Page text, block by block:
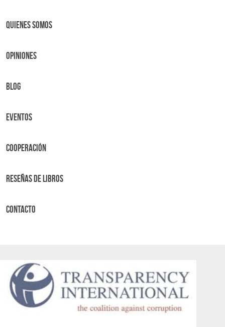
Quienes Somos
OPINIONES
BLOG
Eventos
Cooperación
Reseñas de libros
Contacto